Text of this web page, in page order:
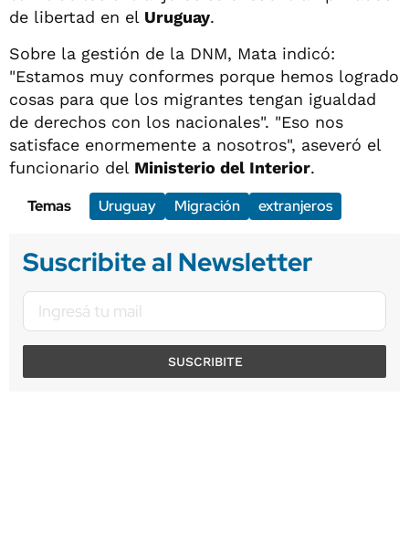
de libertad en el Uruguay.
Sobre la gestión de la DNM, Mata indicó:
"Estamos muy conformes porque hemos logrado
cosas para que los migrantes tengan igualdad
de derechos con los nacionales". "Eso nos
satisface enormemente a nosotros", aseveró el
funcionario del Ministerio del Interior.
Temas
Uruguay Migración extranjeros
Suscribite al Newsletter
SUSCRIBITE